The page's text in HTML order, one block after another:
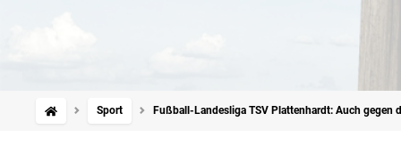
Sport Fußball-Landesliga TSV Plattenhardt: Auch gegen